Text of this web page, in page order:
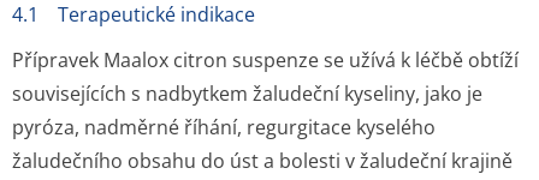
4.1 Terapeutické indikace
Přípravek Maalox citron suspenze se užívá k léčbě obtíží
souvisejících s nadbytkem žaludeční kyseliny, jako je
pyróza, nadměrné říhání, regurgitace kyselého
žaludečního obsahu do úst a bolesti v žaludeční krajině